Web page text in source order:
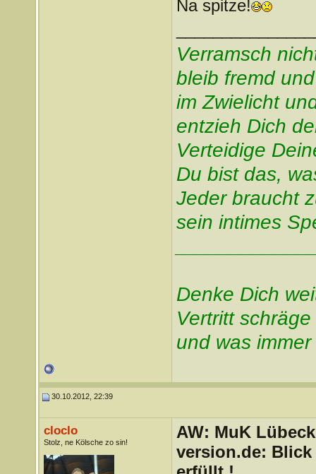
Na spitze!
Verramsch
bleib fremd
im Zwielicht
entzieh Dich
Verteidige
Du bist das,
Jeder braucht
sein intimes
Denke Dich
Vertritt
und was
30.10.2012, 22:39
cloclo
Stolz, ne Kölsche zo sin!
AW: MuK
version.de: Blick